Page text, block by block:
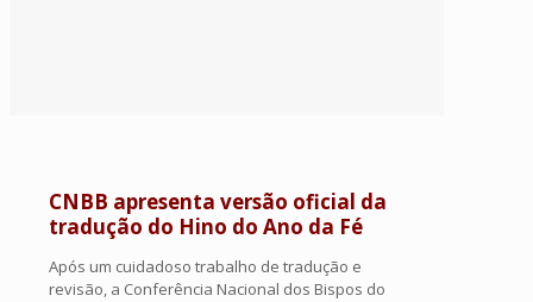
CNBB apresenta versão oficial da
tradução do Hino do Ano da Fé
Após um cuidadoso trabalho de tradução e
revisão, a Conferência Nacional dos Bispos do